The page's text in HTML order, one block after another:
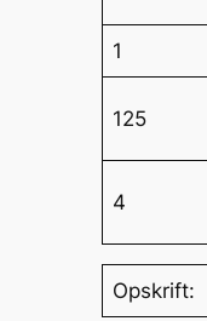
1
125
4
Opskrift: